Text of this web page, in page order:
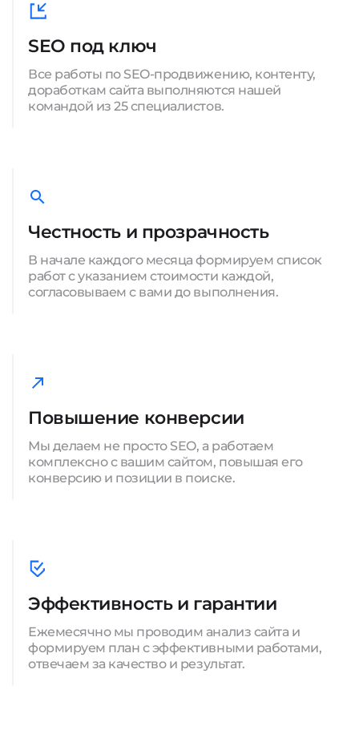
SEO под ключ
Все работы по SEO-продвижению, контенту,
доработкам сайта выполняются нашей
командой из 25 специалистов.
Честность и прозрачность
В начале каждого месяца формируем список
работ с указанием стоимости каждой,
согласовываем с вами до выполнения.
Повышение конверсии
Мы делаем не просто SEO, а работаем
комплексно с вашим сайтом, повышая его
конверсию и позиции в поиске.
Эффективность и гарантии
Ежемесячно мы проводим анализ сайта и
формируем план с эффективными работами,
отвечаем за качество и результат.